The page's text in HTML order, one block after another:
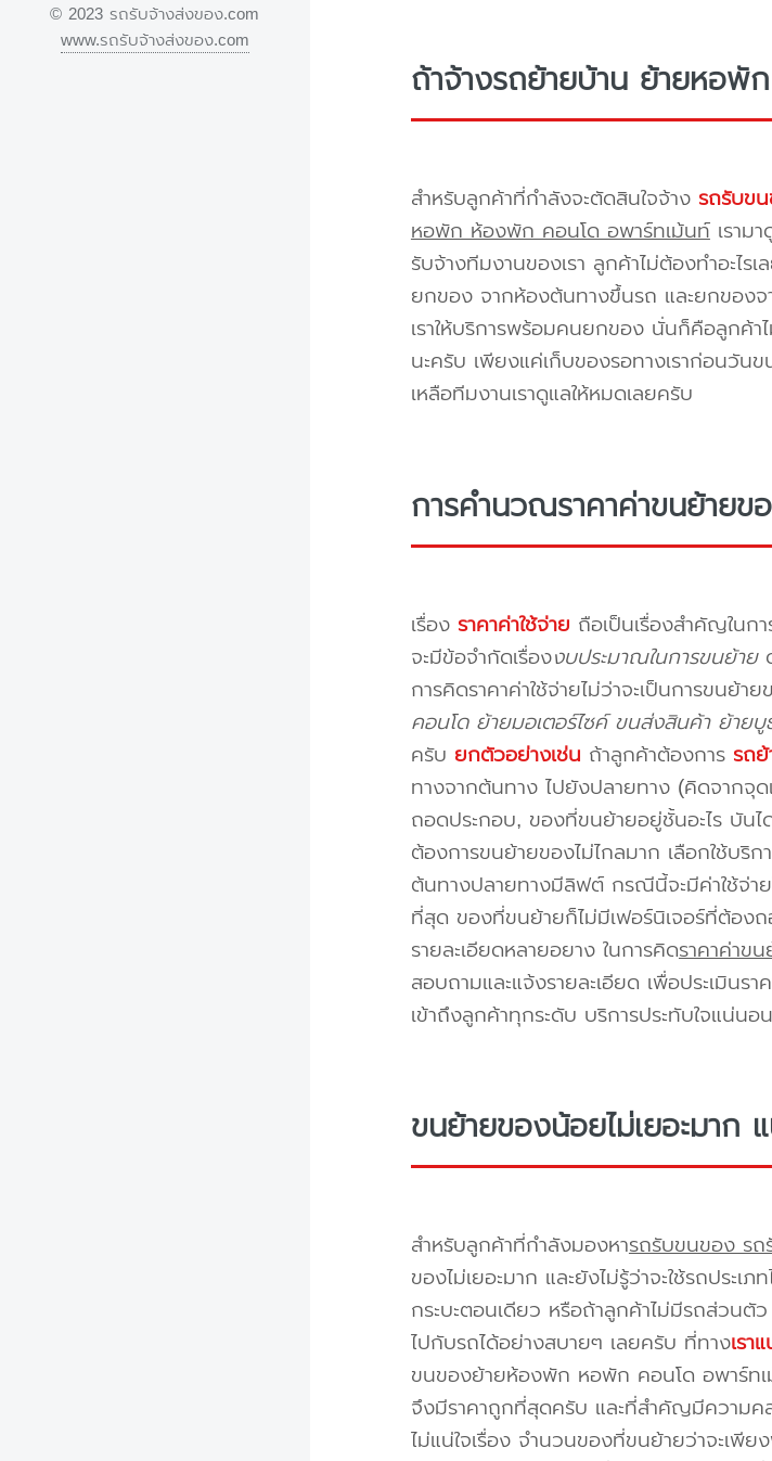
ถ้าจ้างรถย้ายบ้าน ย้ายหอพั
สำหรับลูกค้าที่กำลังจะตัดสินใจจ้าง รถรับข
หอพัก ห้องพัก คอนโด อพาร์ทเม้นท์เราม
รับจ้างทีมงานของเรา ลูกค้าไม่ต้องทำอะไ
ยกของ จากห้องต้นทางขึ้นรถ และยกของ
เราให้บริการพร้อมคนยกของ นั่นก็คือลูกค้
นะครับ เพียงแค่เก็บของรอทางเราก่อนวัน
เหลือทีมงานเราดูแลให้หมดเลยครับ
การคำนวณราคาค่าขนย้ายข
เรื่อง ราคาค่าใช้จ่าย ถือเป็นเรื่องสำคัญในก
จะมีข้อจำกัดเรื่องงบประมาณในการขนย้าย
การคิดราคาค่าใช้จ่ายไม่ว่าจะเป็นการขนย้า
คอนโด ย้ายมอเตอร์ไซค์ ขนส่งสินค้า ย้าย
ครับ ยกตัวอย่างเช่น ถ้าลูกค้าต้องการ รถ
ทางจากต้นทาง ไปยังปลายทาง (คิดจากจุ
ถอดประกอบ, ของที่ขนย้ายอยู่ชั้นอะไร บัน
ต้องการขนย้ายของไม่ไกลมาก เลือกใช้บริ
ต้นทางปลายทางมีลิฟต์ กรณีนี้จะมีค่าใช้จ่า
ที่สุด ของที่ขนย้ายก็ไม่มีเฟอร์นิเจอร์ที่ต้องถ
รายละเอียดหลายอยาง ในการคิดราคาค่าข
สอบถามและแจ้งรายละเอียด เพื่อประเมินร
เข้าถึงลูกค้าทุกระดับ บริการประทับใจแน่นอ
ขนย้ายของน้อยไม่เยอะมาก
สำหรับลูกค้าที่กำลังมองหารถรับขนของ ร
ของไม่เยอะมาก และยังไม่รู้ว่าจะใช้รถประ
กระบะตอนเดียว หรือถ้าลูกค้าไม่มีรถส่วนตั
ไปกับรถได้อย่างสบายๆ เลยครับ ที่ทางเรา
ขนของย้ายห้องพัก หอพัก คอนโด อพาร์ทเ
จึงมีราคาถูกที่สุดครับ และที่สำคัญมีความ
ไม่แน่ใจเรื่อง จำนวนของที่ขนย้ายว่าจะเพีย
© 2023 รถรับจ้างส่งของ.com
www.รถรับจ้างส่งของ.com